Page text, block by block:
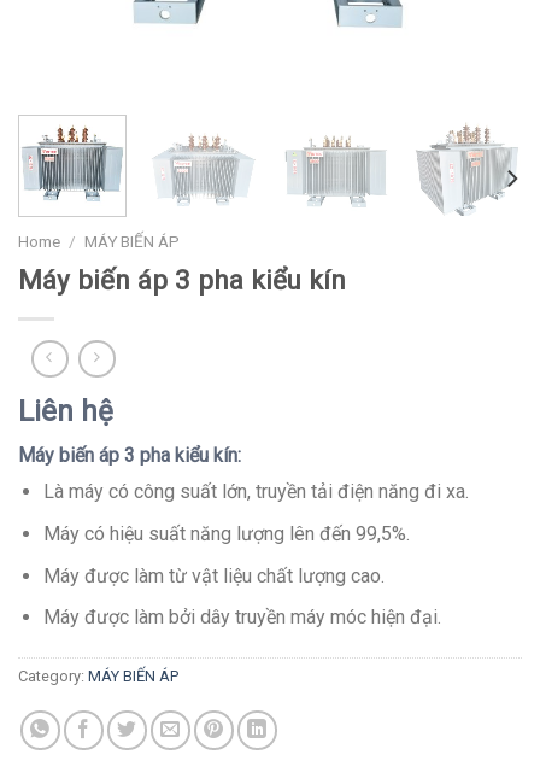
Home / MÁY BIẾN ÁP
Máy biến áp 3 pha kiểu kín
Liên hệ
Máy biến áp 3 pha kiểu kín:
Là máy có công suất lớn, truyền tải điện năng đi xa.
Máy có hiệu suất năng lượng lên đến 99,5%.
Máy được làm từ vật liệu chất lượng cao.
Máy được làm bởi dây truyền máy móc hiện đại.
Category: MÁY BIẾN ÁP